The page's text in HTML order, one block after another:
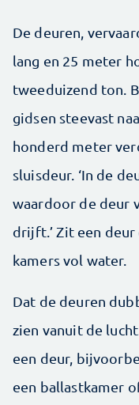
De deuren,
lang en 25 meter
tweeduizend ton.
gidsen steevast
honderd meter
sluisdeur. ‘In de
waardoor de deur
drijft.’ Zit een
kamers vol water.
Dat de deuren
zien vanuit de
een deur,
een ballastkamer